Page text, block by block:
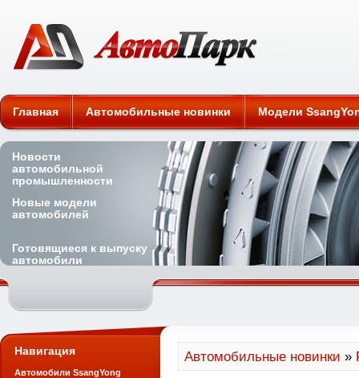
Главная Автомобильные новинки Модели
Новости
автомобильной
промышленности
Новые модели
автомобилей
Готовящиеся к выпуску
автомобили
Автомобильные новинки »
Навигация
Автомобили SsangYong